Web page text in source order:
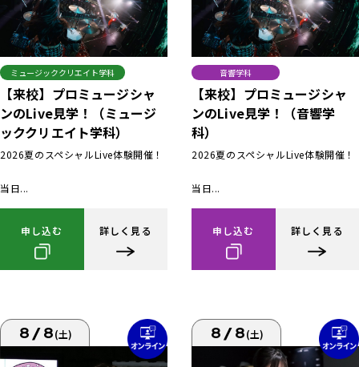
ミュージッククリエイト学科
【来校】プロミュージシャ
ンのLive見学！（ミュージ
ッククリエイト学科）
2026夏のスペシャルLive体験開催！
当日...
申し込む 詳しく見る
音響学科
【来校】プロミュージシャ
ンのLive見学！（音響学
科）
2026夏のスペシャルLive体験開催！
当日...
申し込む 詳しく見る
8/8(土) 8/8(土)